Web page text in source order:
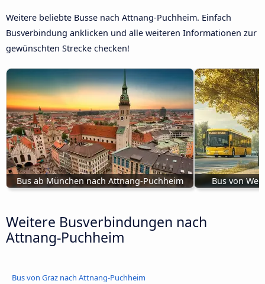
Weitere beliebte Busse nach Attnang-Puchheim. Einfach
Busverbindung anklicken und alle weiteren Informationen zur
gewünschten Strecke checken!
Bus ab München nach Attnang-Puchheim Bus von
Weitere Busverbindungen nach
Attnang-Puchheim
Bus von Graz nach Attnang-Puchheim